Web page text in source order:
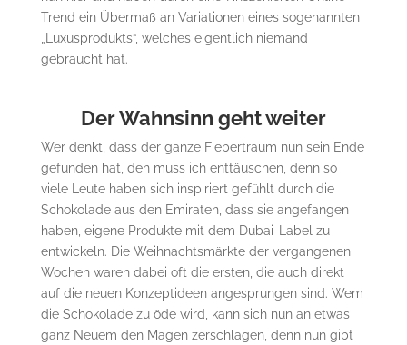
Trend ein Übermaß an Variationen eines sogenannten
„Luxusprodukts“, welches eigentlich niemand
gebraucht hat.
Der Wahnsinn geht weiter
Wer denkt, dass der ganze Fiebertraum nun sein Ende
gefunden hat, den muss ich enttäuschen, denn so
viele Leute haben sich inspiriert gefühlt durch die
Schokolade aus den Emiraten, dass sie angefangen
haben, eigene Produkte mit dem Dubai-Label zu
entwickeln. Die Weihnachtsmärkte der vergangenen
Wochen waren dabei oft die ersten, die auch direkt
auf die neuen Konzeptideen angesprungen sind. Wem
die Schokolade zu öde wird, kann sich nun an etwas
ganz Neuem den Magen zerschlagen, denn nun gibt